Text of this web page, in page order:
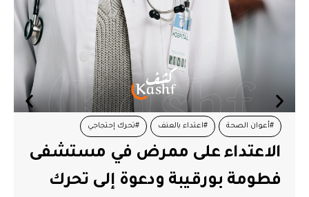
#أعوان الصحة #اعتداء بالعنف #تحرك إحتجاجي
#مستشفى فطومة بورقيبة بالمنستير
الاعتداء على ممرض في مستشفى
فطومة بورقيبة ودعوة إلى تحرك